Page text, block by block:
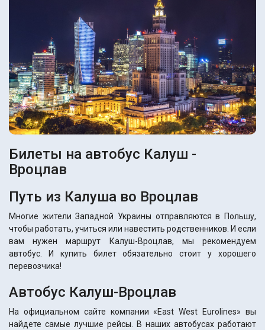
Билеты на автобус Калуш -
Вроцлав
Путь из Калуша во Вроцлав
Многие жители Западной Украины отправляются в Польшу,
чтобы работать, учиться или навестить родственников. И если
вам нужен маршрут Калуш-Вроцлав, мы рекомендуем
автобус. И купить билет обязательно стоит у хорошего
перевозчика!
Автобус Калуш-Вроцлав
На официальном сайте компании «East West Eurolines» вы
найдете самые лучшие рейсы. В наших автобусах работают